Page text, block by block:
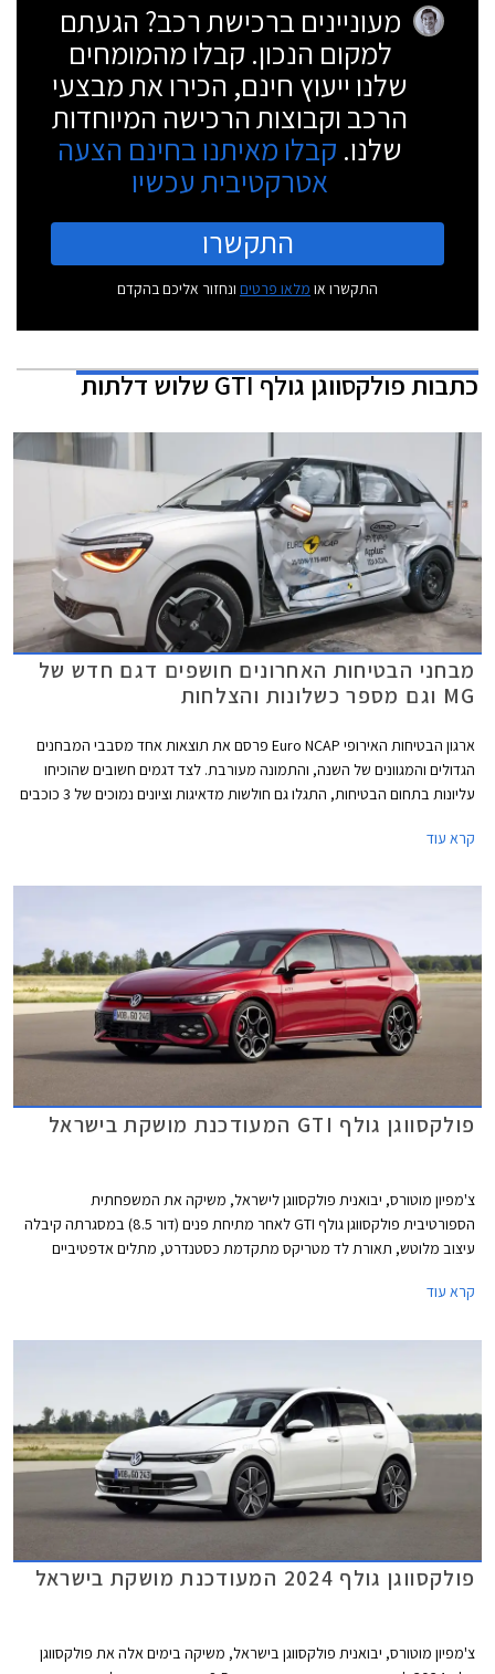
מעוניינים ברכישת רכב? הגעתם
למקום הנכון. קבלו מהמומחים
שלנו ייעוץ חינם, הכירו את מבצעי
הרכב וקבוצות הרכישה המיוחדות
שלנו. קבלו מאיתנו בחינם הצעה
אטרקטיבית עכשיו
התקשרו
התקשרו או מלאו פרטים ונחזור אליכם בהקדם
כתבותפולקסווגן גולף GTI שלוש דלתות
מבחני הבטיחות האחרונים חושפים דגם חדש של
MG וגם מספר כשלונות והצלחות
ארגון הבטיחות האירופי Euro NCAP פרסם את תוצאות אחד מסבבי המבחנים
הגדולים והמגוונים של השנה, והתמונה מעורבת. לצד דגמים חשובים שהוכיחו
עליונות בתחום הבטיחות, התגלו גם חולשות מדאיגות וציונים נמוכים של 3 כוכבים
מנת לבדוק את רמת בטיחותו בסטנדרטים של היום.
קרא עוד
פולקסווגן גולף GTI המעודכנת מושקת בישראל
צ'מפיון מוטורס, יבואנית פולקסווגן לישראל, משיקה את המשפחתית
הספורטיבית פולקסווגן גולף GTI לאחר מתיחת פנים (דור 8.5) במסגרתה קיבלה
עיצוב מלוטש, תאורת לד מטריקס מתקדמת כסטנדרט, מתלים אדפטיביים
45,000 ₪ ביחס לדגם היוצא ועומד כעת על 299,900 ₪.
קרא עוד
פולקסווגן גולף 2024 המעודכנת מושקת בישראל
צ'מפיון מוטורס, יבואנית פולקסווגן בישראל, משיקה בימים אלה את פולקסווגן